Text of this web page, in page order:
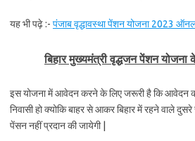
यह भी पढ़े :- पंजाब वृद्धावस्था पेंशन योजना 2023
बिहार मुख्यमंत्री वृद्धजन पेंशन
इस योजना में आवेदन करने के लिए जरूरी है कि आवेदन
निवासी हो क्योकि बाहर से आकर बिहार में रहने वाले
पेंसन नहीं प्रदान की जायेगी |